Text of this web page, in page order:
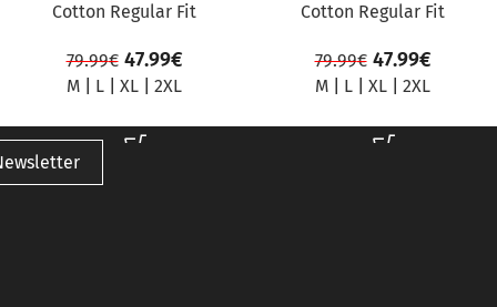
Cotton Regular Fit
79.99€ 47.99€
M L XL 2XL
Cotton Regular Fit
79.99€ 47.99€
M L XL 2XL